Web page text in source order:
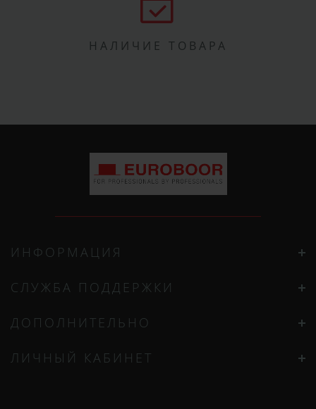
НАЛИЧИЕ ТОВАРА
ИНФОРМАЦИЯ
СЛУЖБА ПОДДЕРЖКИ
ДОПОЛНИТЕЛЬНО
ЛИЧНЫЙ КАБИНЕТ